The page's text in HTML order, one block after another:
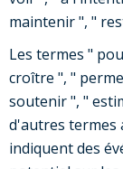
maintenir ", "
Les termes "
croître ", "
soutenir ", "
d'autres termes
indiquent des